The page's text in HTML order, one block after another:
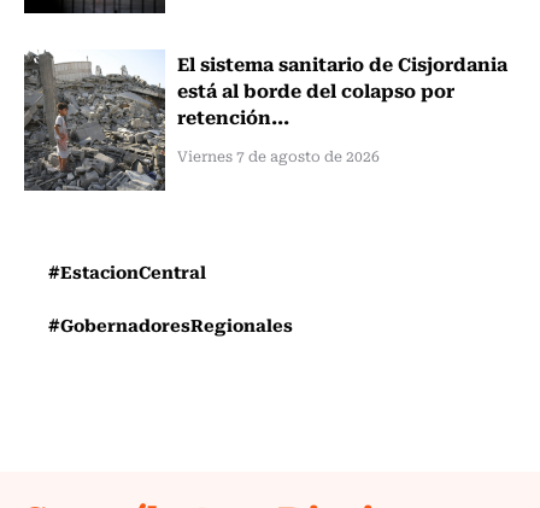
El sistema sanitario de Cisjordania
está al borde del colapso por
retención...
Viernes 7 de agosto de 2026
#EstacionCentral
#GobernadoresRegionales